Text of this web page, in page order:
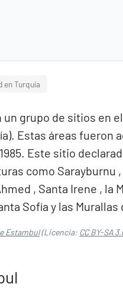
en Turquía
grupo de sitios en
Estas áreas fueron
Este sitio
como Sarayburnu
, Santa Irene , la
Sofía y las
Estambul(Licencia: CC BY-SA